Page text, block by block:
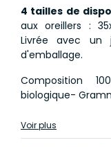
4 tailles de
aux oreillers :
Livrée avec un
d'emballage.
Composition
biologique-
Voir plus